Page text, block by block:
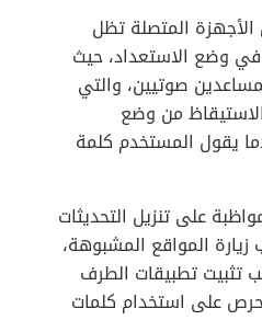
المتصلة تظل
وضع الاستعداد، حيث
صوتيين، والتي
من وضع
يقول المستخدم كلمة
على تنزيل التحديثات
زيارة المواقع المشبوهة،
تثبيت تطبيقات الطرف
على استخدام كلمات